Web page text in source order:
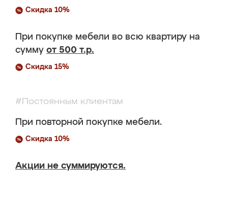
Скидка 10%
При покупке мебели во всю квартиру на
сумму от 500 т.р.
Скидка 15%
#Постоянным клиентам
При повторной покупке мебели.
Скидка 10%
Акции не суммируются.